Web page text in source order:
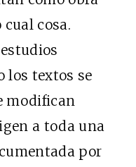
cosa.
los textos se
modifican
a toda una
por